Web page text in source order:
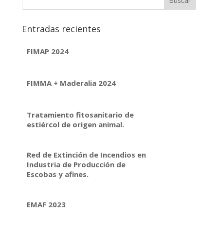
Entradas recientes
FIMAP 2024
FIMMA + Maderalia 2024
Tratamiento fitosanitario de
estiércol de origen animal.
Red de Extinción de Incendios en
Industria de Producción de
Escobas y afines.
EMAF 2023